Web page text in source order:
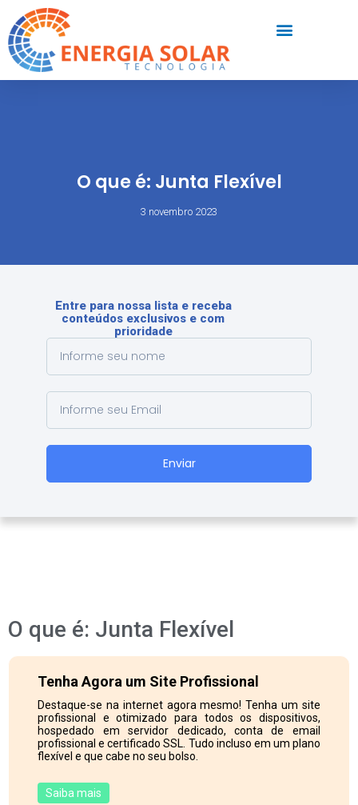
O que é: Junta Flexível
3 novembro 2023
Enviar
Entre para nossa lista e receba
conteúdos exclusivos e com
prioridade
O que é: Junta Flexível
Tenha Agora um Site Profissional
Destaque-se na internet agora mesmo! Tenha um site
profissional e otimizado para todos os dispositivos,
hospedado em servidor dedicado, conta de email
profissional e certificado SSL. Tudo incluso em um plano
flexível e que cabe no seu bolso.
Saiba mais